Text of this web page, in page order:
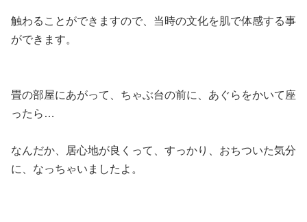
触わることができますので、当時の文化を肌で体感する事
ができます。
畳の部屋にあがって、ちゃぶ台の前に、あぐらをかいて座
ったら…
なんだか、居心地が良くって、すっかり、おちついた気分
に、なっちゃいましたよ。